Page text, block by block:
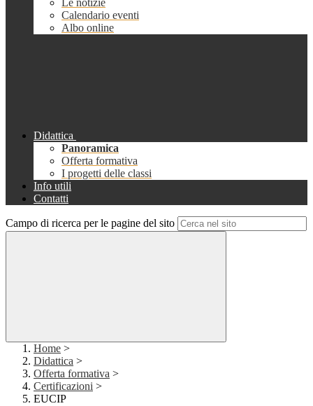
Le notizie
Calendario eventi
Albo online
Didattica
Panoramica
Offerta formativa
I progetti delle classi
Info utili
Contatti
Campo di ricerca per le pagine del sito
Home >
Didattica >
Offerta formativa >
Certificazioni >
EUCIP